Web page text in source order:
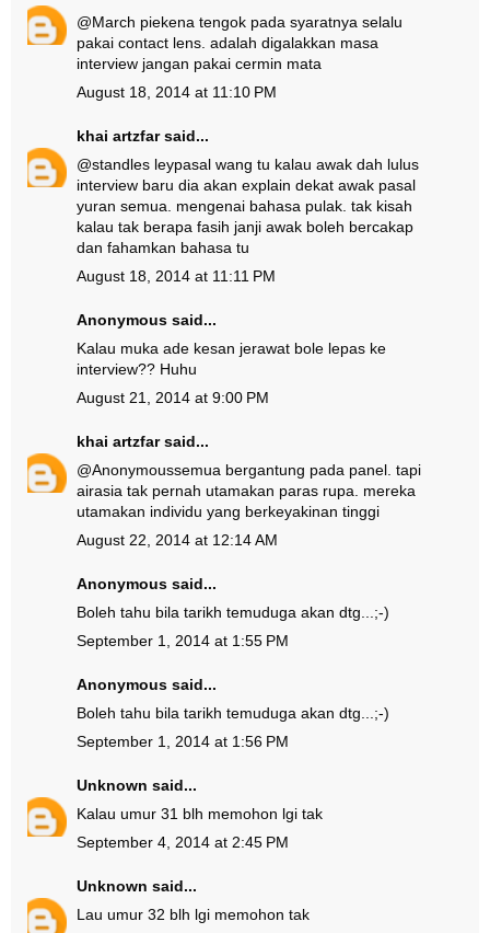
@March piekena tengok pada syaratnya selalu
pakai contact lens. adalah digalakkan masa
interview jangan pakai cermin mata
August 18, 2014 at 11:10 PM
khai artzfarsaid...
@standles leypasal wang tu kalau awak dah lulus
interview baru dia akan explain dekat awak pasal
yuran semua. mengenai bahasa pulak. tak kisah
kalau tak berapa fasih janji awak boleh bercakap
dan fahamkan bahasa tu
August 18, 2014 at 11:11 PM
Anonymous said...
Kalau muka ade kesan jerawat bole lepas ke
interview?? Huhu
August 21, 2014 at 9:00 PM
khai artzfarsaid...
@Anonymoussemua bergantung pada panel. tapi
airasia tak pernah utamakan paras rupa. mereka
utamakan individu yang berkeyakinan tinggi
August 22, 2014 at 12:14 AM
Anonymous said...
Boleh tahu bila tarikh temuduga akan dtg...;-)
September 1, 2014 at 1:55 PM
Anonymous said...
Boleh tahu bila tarikh temuduga akan dtg...;-)
September 1, 2014 at 1:56 PM
Unknown said...
Kalau umur 31 blh memohon lgi tak
September 4, 2014 at 2:45 PM
Unknown said...
Lau umur 32 blh lgi memohon tak